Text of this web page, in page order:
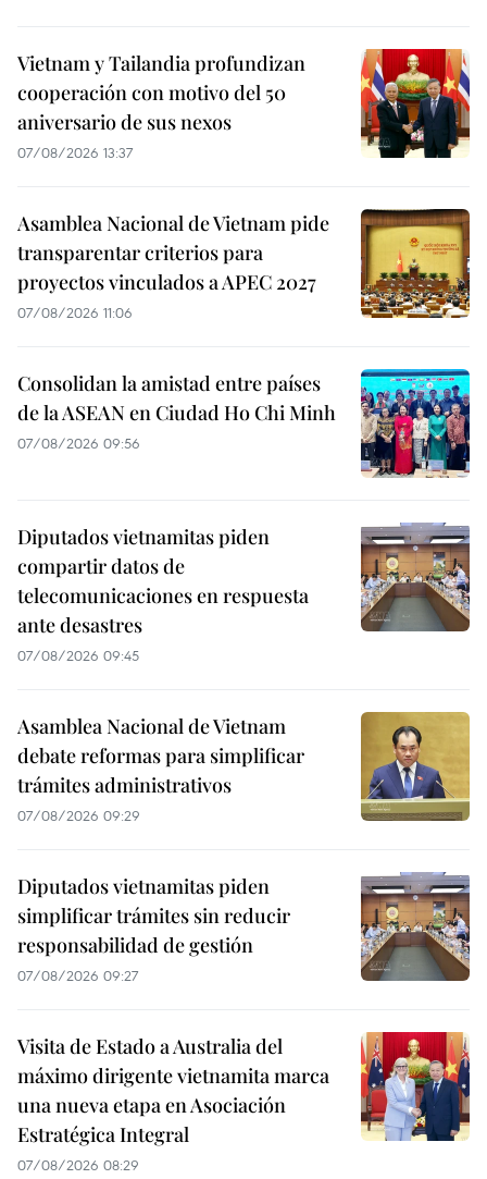
Vietnam y Tailandia profundizan
cooperación con motivo del 50
aniversario de sus nexos
07/08/2026 13:37
Asamblea Nacional de Vietnam pide
transparentar criterios para
proyectos vinculados a APEC 2027
07/08/2026 11:06
Consolidan la amistad entre países
de la ASEAN en Ciudad Ho Chi Minh
07/08/2026 09:56
Diputados vietnamitas piden
compartir datos de
telecomunicaciones en respuesta
ante desastres
07/08/2026 09:45
Asamblea Nacional de Vietnam
debate reformas para simplificar
trámites administrativos
07/08/2026 09:29
Diputados vietnamitas piden
simplificar trámites sin reducir
responsabilidad de gestión
07/08/2026 09:27
Visita de Estado a Australia del
máximo dirigente vietnamita marca
una nueva etapa en Asociación
Estratégica Integral
07/08/2026 08:29